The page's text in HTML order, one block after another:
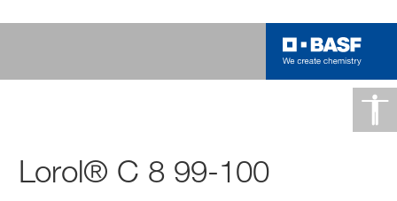
Lorol® C 8 99-100